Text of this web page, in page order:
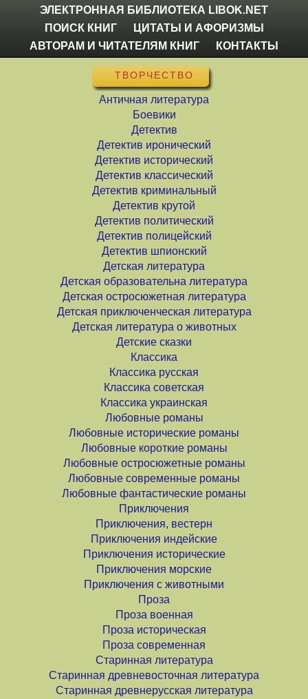
ЭЛЕКТРОННАЯ БИБЛИОТЕКА LIBOK.NET
ПОИСК КНИГ
ЦИТАТЫ И АФОРИЗМЫ
АВТОРАМ И ЧИТАТЕЛЯМ КНИГ
КОНТАКТЫ
ТВОРЧЕСТВО
Античная литература
Боевики
Детектив
Детектив иронический
Детектив исторический
Детектив классический
Детектив криминальный
Детектив крутой
Детектив политический
Детектив полицейский
Детектив шпионский
Детская литература
Детская образовательна литература
Детская остросюжетная литература
Детская приключенческая литература
Детская литература о животных
Детские сказки
Классика
Классика русская
Классика советская
Классика украинская
Любовные романы
Любовные исторические романы
Любовные короткие романы
Любовные остросюжетные романы
Любовные современные романы
Любовные фантастические романы
Приключения
Приключения, вестерн
Приключения индейские
Приключения исторические
Приключения морские
Приключения с животными
Проза
Проза военная
Проза историческая
Проза современная
Старинная литература
Старинная древневосточная литература
Старинная древнерусская литература